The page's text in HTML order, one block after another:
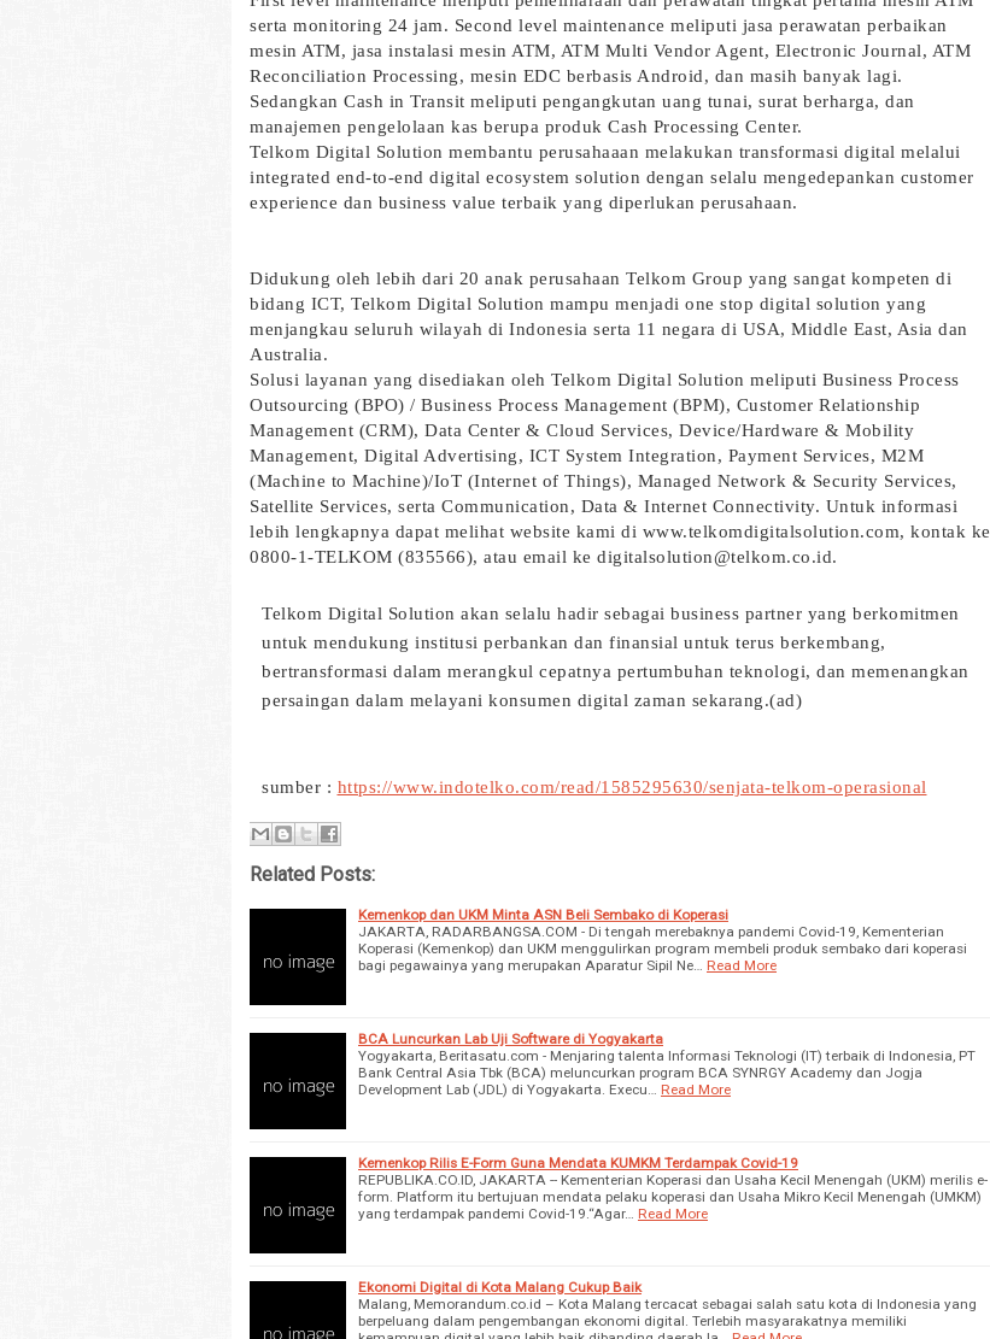
serta monitoring 24 jam. Second level maintenance meliputi jasa perawatan perbaikan
mesin ATM, jasa instalasi mesin ATM, ATM Multi Vendor Agent, Electronic Journal, ATM
Reconciliation Processing, mesin EDC berbasis Android, dan masih banyak lagi.
Sedangkan Cash in Transit meliputi pengangkutan uang tunai, surat berharga, dan
manajemen pengelolaan kas berupa produk Cash Processing Center.
Telkom Digital Solution membantu perusahaaan melakukan transformasi digital melalui
integrated end-to-end digital ecosystem solution dengan selalu mengedepankan customer
experience dan business value terbaik yang diperlukan perusahaan.
Didukung oleh lebih dari 20 anak perusahaan Telkom Group yang sangat kompeten di
bidang ICT, Telkom Digital Solution mampu menjadi one stop digital solution yang
menjangkau seluruh wilayah di Indonesia serta 11 negara di USA, Middle East, Asia dan
Australia.
Solusi layanan yang disediakan oleh Telkom Digital Solution meliputi Business Process
Outsourcing (BPO) / Business Process Management (BPM), Customer Relationship
Management (CRM), Data Center & Cloud Services, Device/Hardware & Mobility
Management, Digital Advertising, ICT System Integration, Payment Services, M2M
(Machine to Machine)/IoT (Internet of Things), Managed Network & Security Services,
Satellite Services, serta Communication, Data & Internet Connectivity. Untuk informasi
lebih lengkapnya dapat melihat website kami di www.telkomdigitalsolution.com, kontak ke
0800-1-TELKOM (835566), atau email ke digitalsolution@telkom.co.id.
Telkom Digital Solution akan selalu hadir sebagai business partner yang berkomitmen
untuk mendukung institusi perbankan dan finansial untuk terus berkembang,
bertransformasi dalam merangkul cepatnya pertumbuhan teknologi, dan memenangkan
persaingan dalam melayani konsumen digital zaman sekarang.(ad)
sumber : https://www.indotelko.com/read/1585295630/senjata-telkom-operasional
Related Posts:
Kemenkop dan UKM Minta ASN Beli Sembako di Koperasi
JAKARTA, RADARBANGSA.COM - Di tengah merebaknya pandemi Covid-19, Kementerian
Koperasi (Kemenkop) dan UKM menggulirkan program membeli produk sembako dari koperasi
bagi pegawainya yang merupakan Aparatur Sipil Ne…
Read More
BCA Luncurkan Lab Uji Software di Yogyakarta
Yogyakarta, Beritasatu.com - Menjaring talenta Informasi Teknologi (IT) terbaik di Indonesia, PT
Bank Central Asia Tbk (BCA) meluncurkan program BCA SYNRGY Academy dan Jogja
Development Lab (JDL) di Yogyakarta. Execu…
Read More
Kemenkop Rilis E-Form Guna Mendata KUMKM Terdampak Covid-19
REPUBLIKA.CO.ID, JAKARTA -- Kementerian Koperasi dan Usaha Kecil Menengah (UKM) merilis e-
form. Platform itu bertujuan mendata pelaku koperasi dan Usaha Mikro Kecil Menengah (UMKM)
yang terdampak pandemi Covid-19.“Agar…
Read More
Ekonomi Digital di Kota Malang Cukup Baik
Malang, Memorandum.co.id – Kota Malang tercacat sebagai salah satu kota di Indonesia yang
berpeluang dalam pengembangan ekonomi digital. Terlebih masyarakatnya memiliki